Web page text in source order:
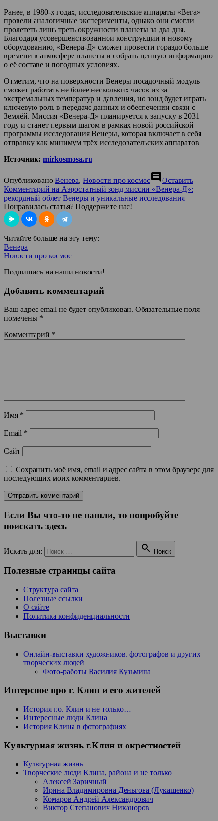
Ранее, в 1980-х годах, исследовательские аппараты «Вега»
провели аналогичные эксперименты, однако они смогли
пролететь лишь треть окружности планеты за два дня.
Благодаря усовершенствованной конструкции и новому
оборудованию, «Венера-Д» сможет провести гораздо больше
времени в атмосфере планеты и собрать ценную информацию
о её составе и погодных условиях.
Отметим, что на поверхности Венеры посадочный модуль
сможет работать не более нескольких часов из-за
экстремальных температур и давления, но зонд будет играть
ключевую роль в передаче данных и обеспечении связи с
Землёй. Миссия «Венера-Д» планируется к запуску в 2031
году и станет первым шагом в рамках новой российской
программы исследования Венеры, которая включает в себя
отправку как минимум трёх исследовательских аппаратов.
Источник: mirkosmosa.ru
Опубликовано Венера, Новости про космосcomment Оставить
Комментарий на Аэростатный зонд миссии «Венера-Д»:
рекордный облет Венеры и уникальные исследования
Понравилась статья? Поддержите нас!
Читайте больше на эту тему:
Венера
Новости про космос
Подпишись на наши новости!
Добавить комментарий
Ваш адрес email не будет опубликован. Обязательные поля
помечены *
Комментарий *
Имя *
Email *
Сайт
Сохранить моё имя, email и адрес сайта в этом браузере для
последующих моих комментариев.
Если Вы что-то не нашли, то попробуйте
поискать здесь
Искать для:  Поиск
Полезные страницы сайта
Структура сайта
Полезные ссылки
О сайте
Политика конфиденциальности
Выставки
Онлайн-выставки художников, фотографов и других
творческих людей
Фото-работы Василия Кузьмина
Интерсное про г. Клин и его жителей
История г.о. Клин и не только…
Интересные люди Клина
История Клина в фотографиях
Культурная жизнь г.Клин и окрестностей
Культурная жизнь
Творческие люди Клина, района и не только
Алексей Заричный
Ирина Владимировна Деньгова (Лукашенко)
Комаров Андрей Александрович
Виктор Степанович Никаноров